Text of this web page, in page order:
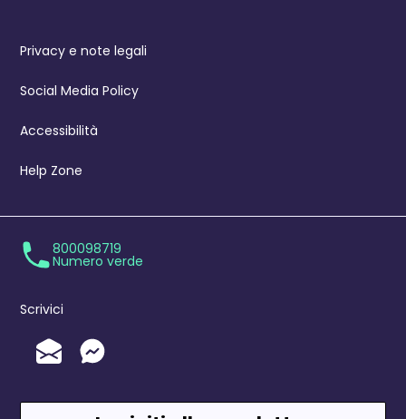
Privacy e note legali
Social Media Policy
Accessibilità
Help Zone
800098719
Numero verde
Scrivici
Invia un'Email
Messenger